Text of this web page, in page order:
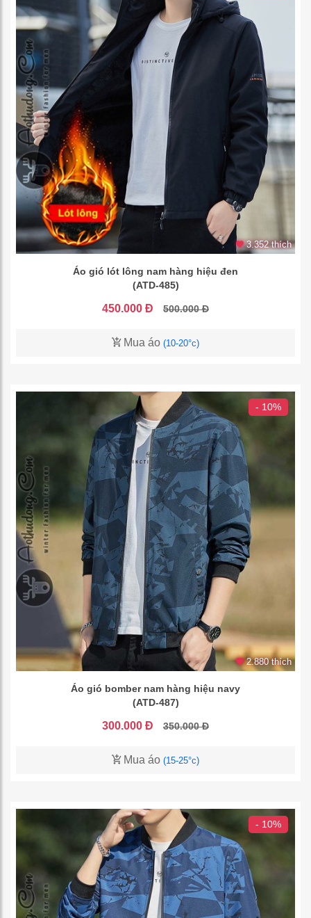
3.352 thích
Áo gió lót lông nam hàng hiệu đen
(ATD-485)
450.000 Đ 500.000 Đ
Mua áo (10-20°c)
- 10%
2.880 thích
Áo gió bomber nam hàng hiệu navy
(ATD-487)
300.000 Đ 350.000 Đ
Mua áo (15-25°c)
- 10%